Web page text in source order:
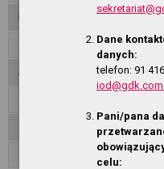
Organizacja działania
Jednostki organizacyjne
Zamówienia publiczne
Zarządzenia Dyrektora
Dane
danych:
telefon: 91
Pani/pana
celu: